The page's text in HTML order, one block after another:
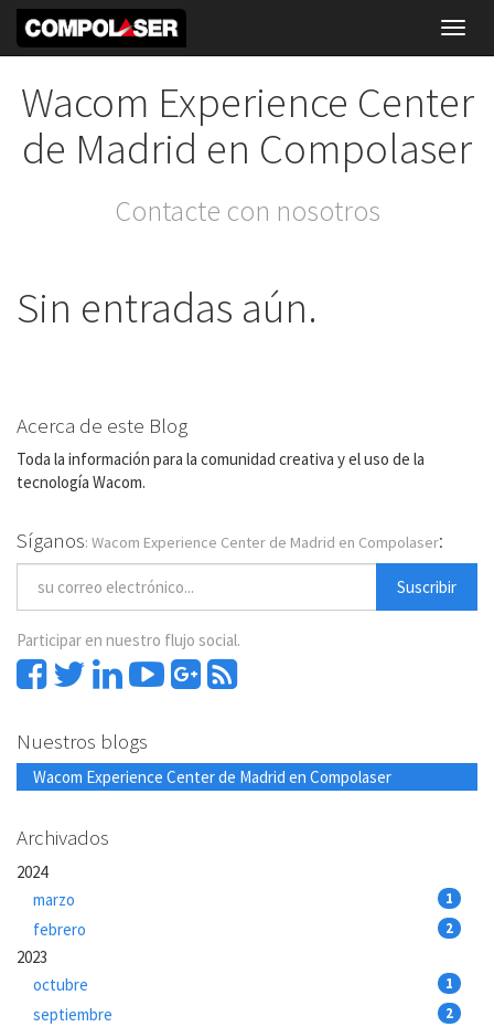
Wacom Experience Center
de Madrid en Compolaser
Contacte con nosotros
Sin entradas aún.
Acerca de este Blog
Toda la información para la comunidad creativa y el uso de la
tecnología Wacom.
Síganos: Wacom Experience Center de Madrid en Compolaser:
Suscribir
Participar en nuestro flujo social.
Nuestros blogs
Wacom Experience Center de Madrid en Compolaser
Archivados
2024
marzo
1
febrero 2
2023
octubre
1
septiembre 2